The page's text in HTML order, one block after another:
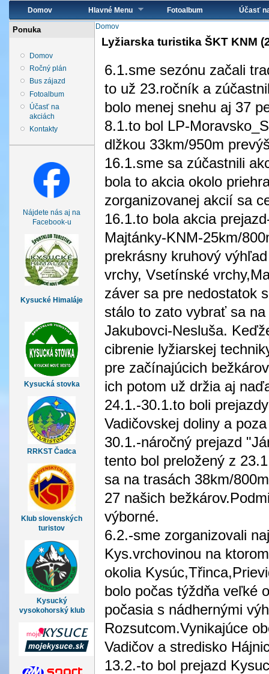
Hlavné menu
Domov Hlavné Menu Fotoalbum Účasť
Ponuka
Domov
Ročný plán
Bus zájazd
Fotoalbum
Účasť na
akciách
Kontakty
Nájdete nás aj na
Facebook-u
Kysucké Himaláje
Kysucká stovka
RRKST Čadca
Klub slovenských
turistov
Kysucký
vysokohorský klub
Nachádzate sa tu
Domov
Lyžiarska turistika ŠKT KNM
6.1.sme sezónu začali
to už 23.ročník a
bolo menej snehu aj 37
8.1.to bol LP-
dlžkou 33km/950m
16.1.sme sa zúčastnili
bola to akcia okolo
zorganizovanej akcií sa
16.1.to bola akcia
Majtánky-KNM-25km/
prekrásny kruhový
vrchy, Vsetínské
záver sa pre nedostatok
stálo to zato vybrať sa
Jakubovci-Nesluša.
cibrenie lyžiarskej
pre začínajúcich
ich potom už držia aj
24.1.-30.1.to boli
Vadičovskej doliny a
30.1.-náročný prejazd
tento bol preložený z
sa na trasách 38km/
27 našich
výborné.
6.2.-sme zorganizovali
Kys.vrchovinou na
okolia
bolo počas týždňa veľké
počasia s nádhernými
Rozsutcom.Vynikajúce
Vadičov a stredisko
13.2.-to bol prejazd